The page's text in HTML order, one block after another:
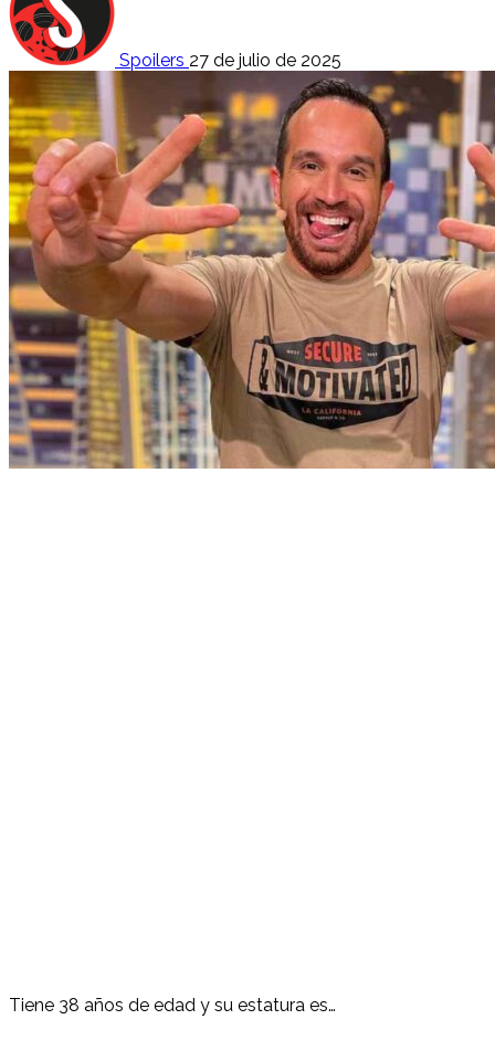
Spoilers 27 de julio de 2025
Tiene 38 años de edad y su estatura es…